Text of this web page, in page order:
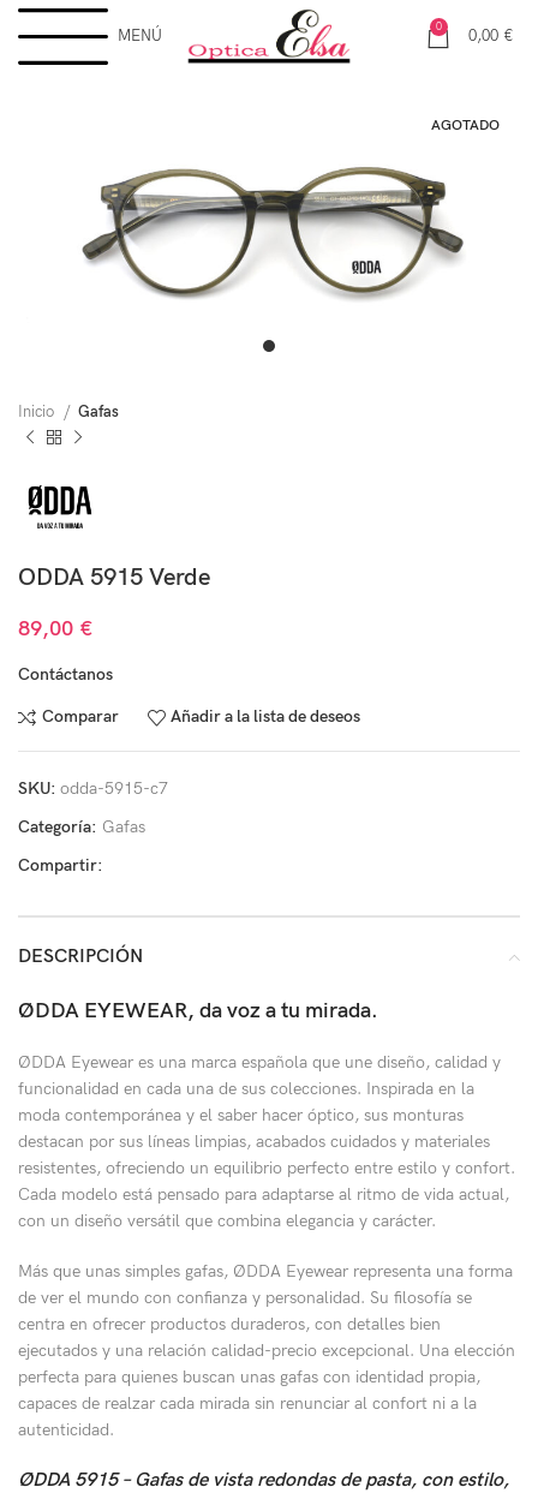
MENÚ 0 0,00 €
AGOTADO
Inicio Gafas
ODDA 5915 Verde
89,00 €
Contáctanos
Comparar Añadir a la lista de deseos
SKU: odda-5915-c7
Categoría: Gafas
Compartir:
DESCRIPCIÓN
ØDDA EYEWEAR, da voz a tu mirada.
ØDDA Eyewear es una marca española que une diseño, calidad y
funcionalidad en cada una de sus colecciones. Inspirada en la
moda contemporánea y el saber hacer óptico, sus monturas
destacan por sus líneas limpias, acabados cuidados y materiales
resistentes, ofreciendo un equilibrio perfecto entre estilo y confort.
Cada modelo está pensado para adaptarse al ritmo de vida actual,
con un diseño versátil que combina elegancia y carácter.
Más que unas simples gafas, ØDDA Eyewear representa una forma
de ver el mundo con confianza y personalidad. Su filosofía se
centra en ofrecer productos duraderos, con detalles bien
ejecutados y una relación calidad-precio excepcional. Una elección
perfecta para quienes buscan unas gafas con identidad propia,
capaces de realzar cada mirada sin renunciar al confort ni a la
autenticidad.
ØDDA 5915 – Gafas de vista redondas de pasta, con estilo,